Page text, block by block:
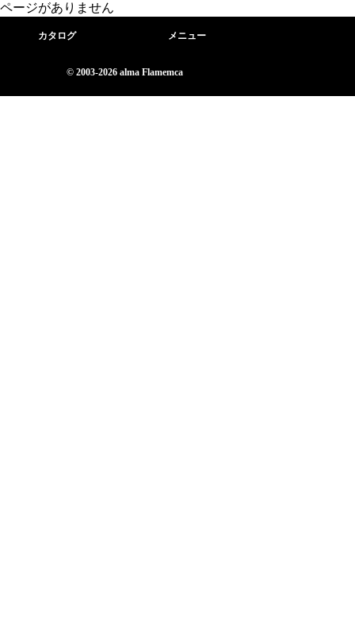
ページがありません
カタログ メニュー
© 2003-2026 alma Flamemca